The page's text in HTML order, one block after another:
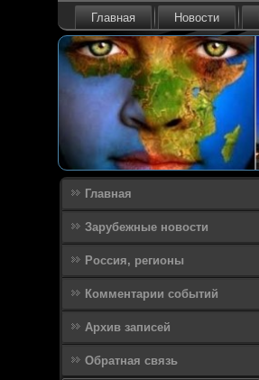
Главная Новости
Главная
Зарубежные новости
Россия, регионы
Комментарии событий
Архив записей
Обратная связь